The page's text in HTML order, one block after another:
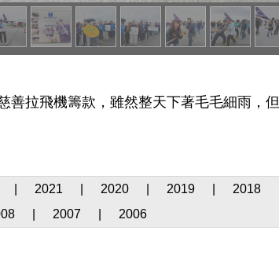
善拉飛機籌款，雖然整天下著毛毛細雨，
2021 2020 2019 2018
2007 2006